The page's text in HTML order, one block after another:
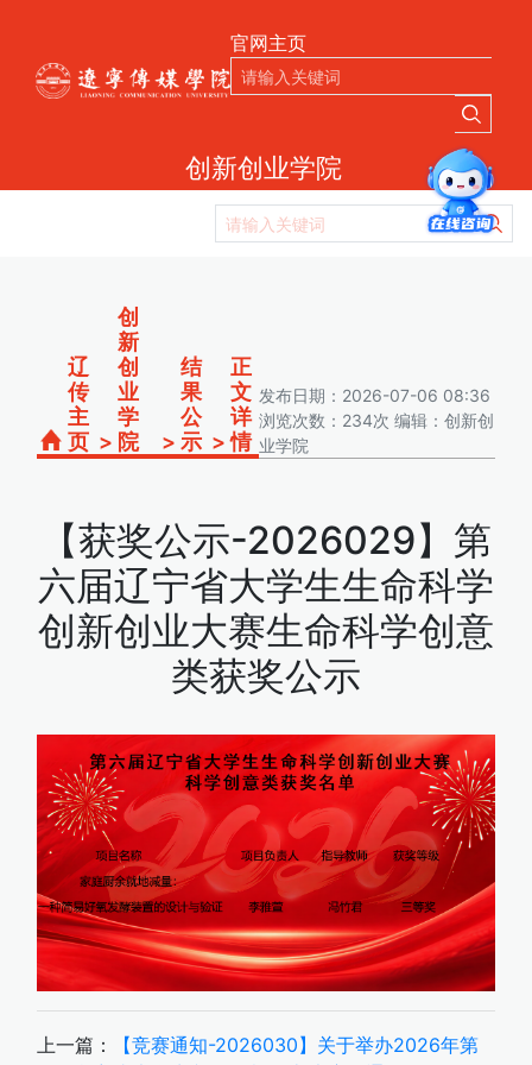
官网主页
创新创业学院
辽
传
主
页 >
创
新
创
业
学
院
>
结
果
公
示 >
正
文
详
情
发布日期：2026-07-06 08:36
浏览次数：234次 编辑：创新创
业学院
【获奖公示-2026029】第
六届辽宁省大学生生命科学
创新创业大赛生命科学创意
类获奖公示
上一篇：
【竞赛通知-2026030】关于举办2026年第